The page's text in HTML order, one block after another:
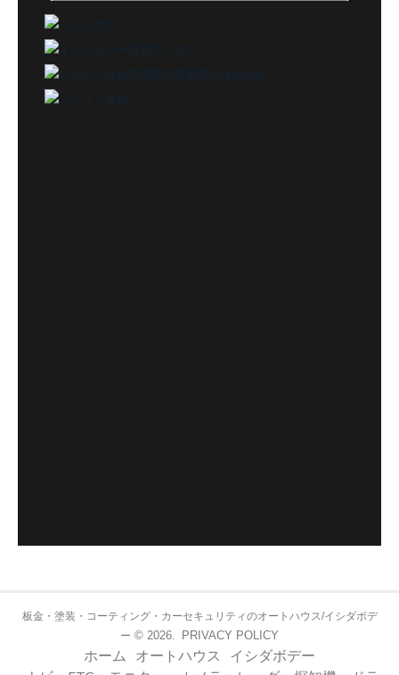
板金・塗装・コーティング・カーセキュリティのオートハウス/イシダボデ
ー © 2026. PRIVACY POLICY
ホーム オートハウス
イシダボデー